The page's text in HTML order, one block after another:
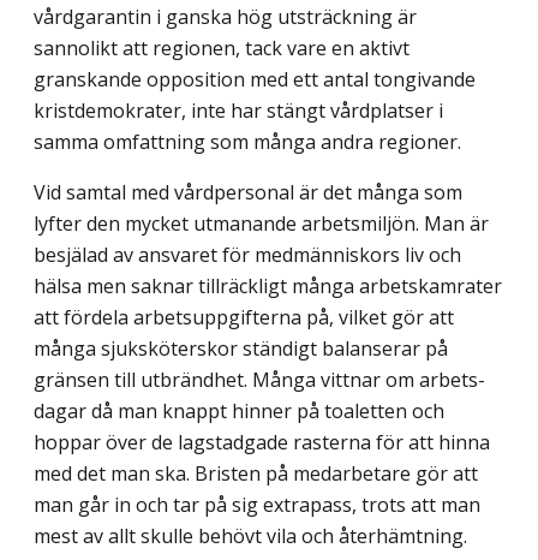
vårdgarantin i ganska hög utsträckning är
sannolikt att regionen, tack vare en aktivt
granskande opposition med ett antal tongivande
kristdemokrater, inte har stängt vårdplatser i
samma omfattning som många andra regioner.
Vid samtal med vårdpersonal är det många som
lyfter den mycket utmanande arbets­miljön. Man är
besjälad av ansvaret för medmänniskors liv och
hälsa men saknar tillräckligt många arbetskamrater
att fördela arbetsuppgifterna på, vilket gör att
många sjuksköterskor ständigt balanserar på
gränsen till utbrändhet. Många vittnar om arbets­
dagar då man knappt hinner på toaletten och
hoppar över de lagstadgade rasterna för att hinna
med det man ska. Bristen på medarbetare gör att
man går in och tar på sig extrapass, trots att man
mest av allt skulle behövt vila och återhämtning.